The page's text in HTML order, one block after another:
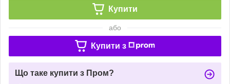
Купити
або
Купити з
Що таке купити з Пром?